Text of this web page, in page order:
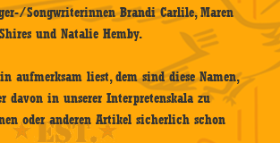
Songwriterinnen Brandi Carlile, Maren
und Natalie Hemby.
aufmerksam liest, dem sind diese Namen,
davon in unserer Interpretenskala zu
oder anderen Artikel sicherlich schon